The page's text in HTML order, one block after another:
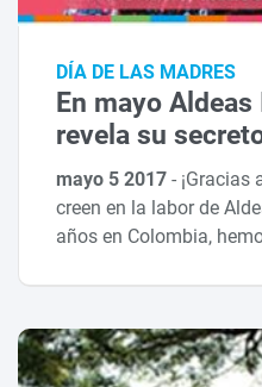
DÍA DE LAS MADRES
En mayo
revela su
mayo 5 2017- ¡Gracias
creen en la labor de
años en Colombia,